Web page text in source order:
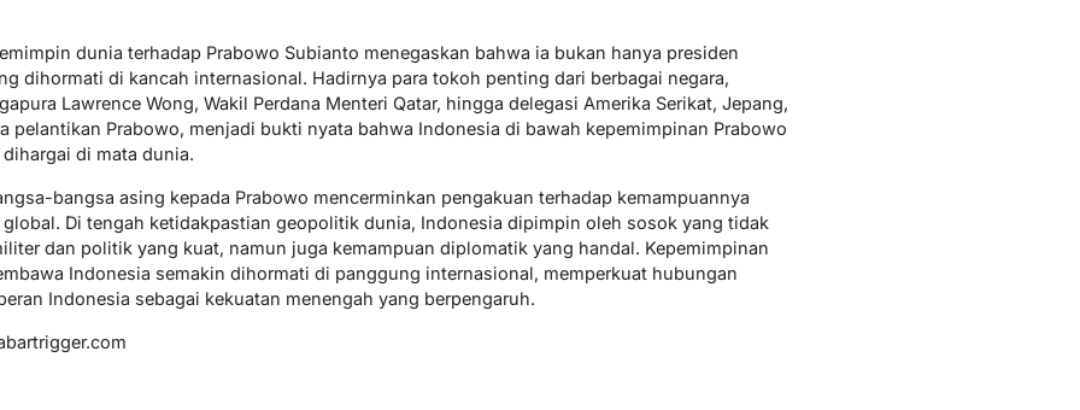
dunia terhadap Prabowo Subianto menegaskan bahwa ia bukan hanya presiden
dihormati di kancah internasional. Hadirnya para tokoh penting dari berbagai negara,
Lawrence Wong, Wakil Perdana Menteri Qatar, hingga delegasi Amerika Serikat, Jepang,
pelantikan Prabowo, menjadi bukti nyata bahwa Indonesia di bawah kepemimpinan Prabowo
di mata dunia.
bangsa asing kepada Prabowo mencerminkan pengakuan terhadap kemampuannya
Di tengah ketidakpastian geopolitik dunia, Indonesia dipimpin oleh sosok yang tidak
dan politik yang kuat, namun juga kemampuan diplomatik yang handal. Kepemimpinan
Indonesia semakin dihormati di panggung internasional, memperkuat hubungan
Indonesia sebagai kekuatan menengah yang berpengaruh.